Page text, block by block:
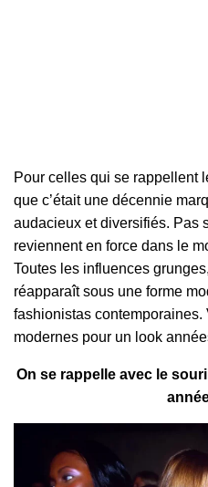
Pour celles qui se rappellent
que c’était une décennie
audacieux et diversifiés. Pas
reviennent en force dans le
Toutes les influences
réapparaît sous une forme
fashionistas
modernes pour un look
On se rappelle avec le